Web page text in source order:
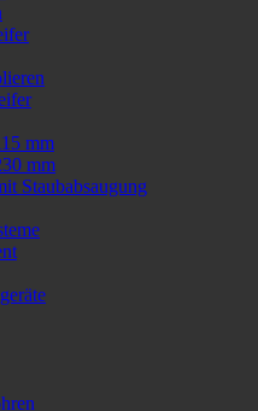
mm
mm
Staubabsaugung